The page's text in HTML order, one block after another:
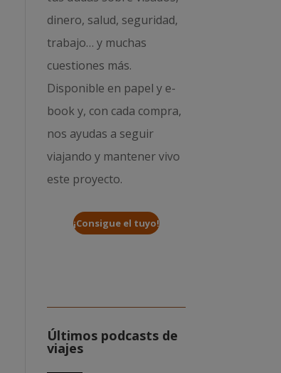
dinero, salud, seguridad,
trabajo… y muchas
cuestiones más.
Disponible en papel y e-
book y, con cada compra,
nos ayudas a seguir
viajando y mantener vivo
este proyecto.
¡Consigue el tuyo!
Últimos podcasts de
viajes